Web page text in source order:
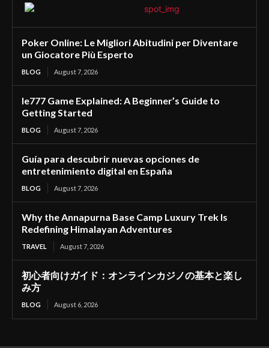
Poker Online: Le Migliori Abitudini per Diventare
un Giocatore Più Esperto
BLOG August 7, 2026
Ie777 Game Explained: A Beginner’s Guide to
Getting Started
BLOG August 7, 2026
Guía para descubrir nuevas opciones de
entretenimiento digital en España
BLOG August 7, 2026
Why the Annapurna Base Camp Luxury Trek Is
Redefining Himalayan Adventures
TRAVEL August 7, 2026
初心者向けガイド：オンラインカジノの基本と楽し
み方
BLOG August 6, 2026